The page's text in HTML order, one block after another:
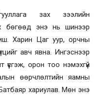
зах зээлийн
бөгөөд энэ нь шинээр
Харин Цаг уур, орчны
авч явна. Ингэснээр
орон тоо нэмэхгүй
өөрчлөлтийн яамны
хариулав. Мөн энэ